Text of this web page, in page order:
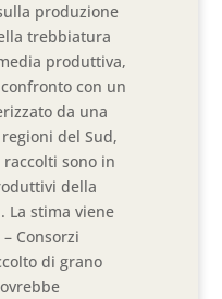
produzione
trebbiatura
produttiva,
con un
da una
del Sud,
sono in
della
La stima viene
Consorzi
di grano